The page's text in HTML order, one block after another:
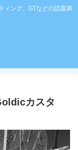
ィング、GTなどの話題満
カスタ